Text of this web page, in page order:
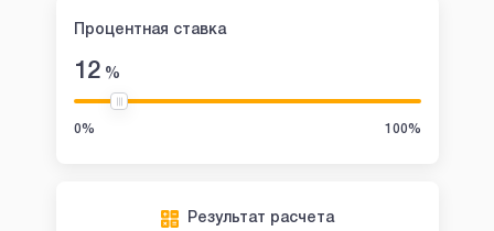
Процентная ставка
12%
0% 100%
Результат расчета